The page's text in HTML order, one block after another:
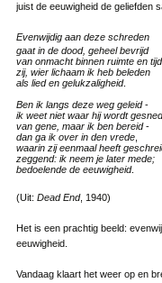
juist de eeuwigheid de geliefden
Evenwijdig aan deze schreden
gaat in de dood, geheel bevrijd
van onmacht binnen ruimte en tijd,
zij, wier lichaam ik heb beleden
als lied en gelukzaligheid.
Ben ik langs deze weg geleid-
ik weet niet waar hij wordt
van gene, maar ik ben bereid-
dan ga ik over in den vrede,
waarin zij eenmaal heeft
zeggend: ik neem je later mede;
bedoelende de eeuwigheid.
(Uit: Dead End, 1940)
Het is een prachtig beeld:
eeuwigheid.
Vandaag klaart het weer op en